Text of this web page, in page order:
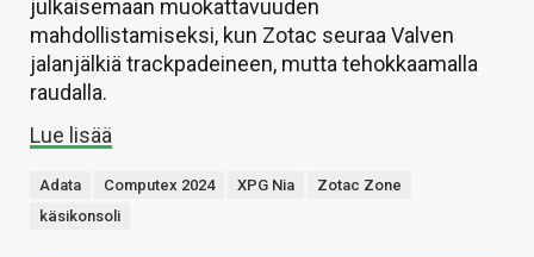
julkaisemaan muokattavuuden
mahdollistamiseksi, kun Zotac seuraa Valven
jalanjälkiä trackpadeineen, mutta tehokkaamalla
raudalla.
Lue lisää
Adata Computex 2024 XPG Nia
Zotac Zone
käsikonsoli